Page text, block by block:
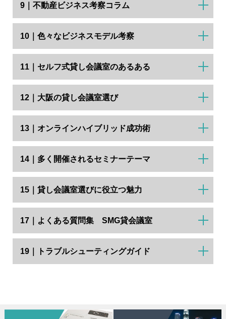
9｜不動産ビジネス考察コラム
10｜色々なビジネスモデル考察
11｜セルフ式貸し会議室のあるある
12｜大阪の貸し会議室選び
13｜オンラインハイブリッド成功術
14｜多く開催されるセミナーテーマ
15｜貸し会議室選びに役立つ魅力
17｜よくある質問集 SMG貸会議室
19｜トラブルシューティングガイド